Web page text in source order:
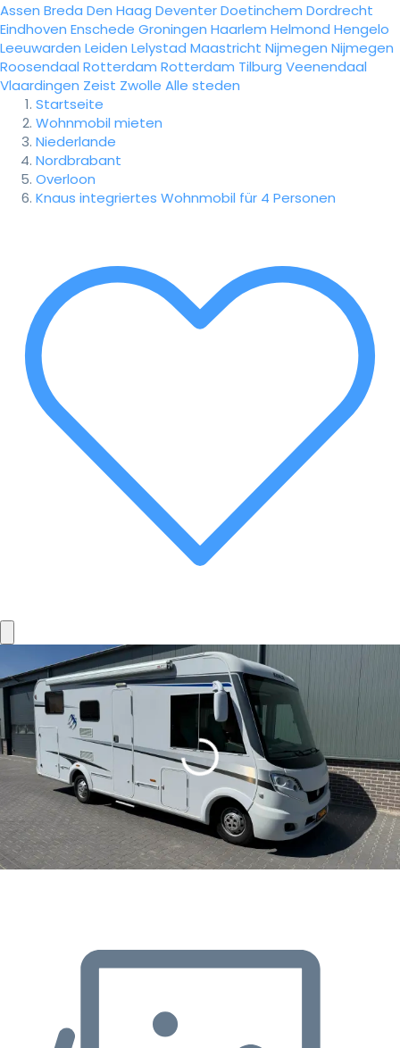
Assen Breda Den Haag DeventerDoetinchem Dordrecht
Eindhoven Enschede Groningen Haarlem Helmond Hengelo
Leeuwarden Leiden Lelystad Maastricht Nijmegen Nijmegen
Roosendaal Rotterdam Rotterdam Tilburg Veenendaal
Vlaardingen Zeist Zwolle Alle steden
Startseite
Wohnmobil mieten
Niederlande
Nordbrabant
Overloon
Knaus integriertes Wohnmobil für 4 Personen